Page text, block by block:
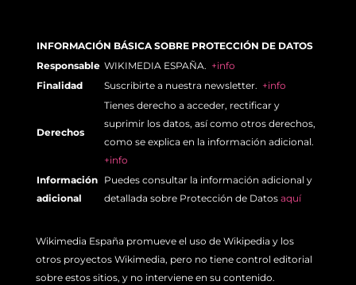
INFORMACIÓN BÁSICA SOBRE PROTECCIÓN DE DATOS
Responsable WIKIMEDIA ESPAÑA. +info
Finalidad
Suscribirte a nuestra newsletter. +info
Derechos
Tienes derecho a acceder, rectificar y
suprimir los datos, así como otros derechos,
como se explica en la información adicional.
+info
Información
adicional
Puedes consultar la información adicional y
detallada sobre Protección de Datos aquí
Wikimedia España promueve el uso de Wikipedia y los
otros proyectos Wikimedia, pero no tiene control editorial
sobre estos sitios, y no interviene en su contenido.